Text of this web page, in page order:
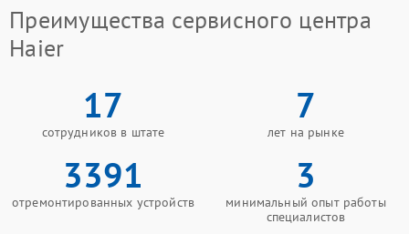
Преимущества сервисного центра
Haier
17
сотрудников в штате
7
лет на рынке
3391
отремонтированных устройств
3
минимальный опыт работы
специалистов